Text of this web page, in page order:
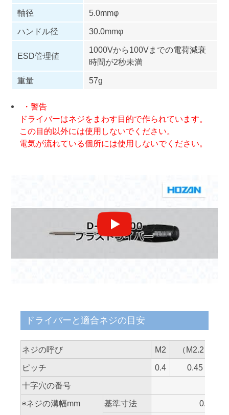
軸径
5.0mmφ
ハンドル径
30.0mmφ
ESD管理値
1000Vから100Vまでの電荷減衰
時間が2秒未満
重量
57g
・警告
ドライバーはネジをまわす目的で作られています。
この目的以外には使用しないでください。
電気が流れている個所には使用しないでください。
ドライバーと適合ネジの目安
ネジの呼び M2 （M2.2）
ピッチ
0.4
0.45
十字穴の番号
⊖ネジの溝幅mm
基準寸法
0.6